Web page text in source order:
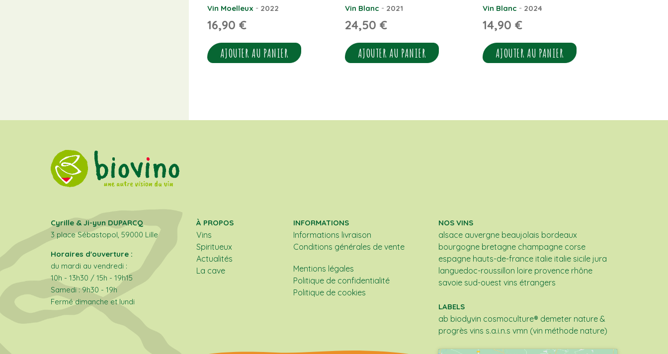
Vin Moelleux - 2022
16,90 €
AJOUTER AU PANIER
Vin Blanc - 2021
24,50 €
AJOUTER AU PANIER
Vin Blanc - 2024
14,90 €
AJOUTER AU PANIER
Cyrille & Ji-yun DUPARCQ
3 place Sébastopol, 59000 Lille
Horaires d'ouverture :
du mardi au vendredi :
10h - 13h30 / 15h - 19h15
Samedi : 9h30 - 19h
Fermé dimanche et lundi
À PROPOS
Vins
Spiritueux
Actualités
La cave
INFORMATIONS
Informations livraison
Conditions générales de vente
Mentions légales
Politique de confidentialité
Politique de cookies
NOS VINS
alsace auvergne beaujolais bordeaux
bourgogne bretagne champagne corse
espagne hauts-de-france italie italie sicile jura
languedoc-roussillon loire provence rhône
savoie sud-ouest vins étrangers
LABELS
ab biodyvin cosmoculture® demeter nature &
progrès vins s.a.i.n.s vmn (vin méthode nature)